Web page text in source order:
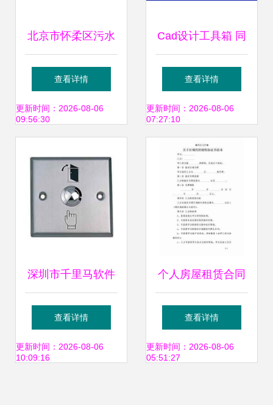
北京市怀柔区污水
处理厂软件开发 智
慧水务赋能绿色生
查看详情
更新时间：2026-08-06
09:56:30
Cad设计工具箱 同
舟2006与智能打包
方案的双重革新
查看详情
更新时间：2026-08-06
07:27:10
深圳市千里马软件
开发产品中心 专业
定制，驱动企业数
查看详情
更新时间：2026-08-06
10:09:16
个人房屋租赁合同
（软件开发者专用
版）
查看详情
更新时间：2026-08-06
05:51:27